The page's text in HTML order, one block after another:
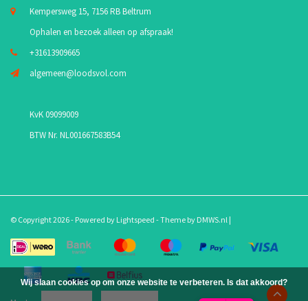
Kempersweg 15, 7156 RB Beltrum
Ophalen en bezoek alleen op afspraak!
+31613909665
algemeen@loodsvol.com
KvK 09099009
BTW Nr. NL001667583B54
© Copyright 2026 - Powered by Lightspeed - Theme by DMWS.nl |
Wij slaan cookies op om onze website te verbeteren. Is dat akkoord?